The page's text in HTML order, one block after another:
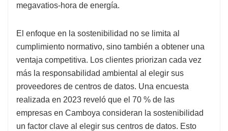
megavatios-hora de energía.
El enfoque en la sostenibilidad no se limita al
cumplimiento normativo, sino también a obtener una
ventaja competitiva. Los clientes priorizan cada vez
más la responsabilidad ambiental al elegir sus
proveedores de centros de datos. Una encuesta
realizada en 2023 reveló que el 70 % de las
empresas en Camboya consideran la sostenibilidad
un factor clave al elegir sus centros de datos. Esto